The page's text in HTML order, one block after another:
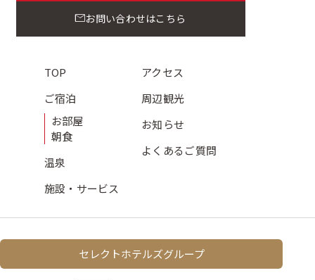
お問い合わせはこちら
TOP
ご宿泊
お部屋
朝食
温泉
施設・サービス
アクセス
周辺観光
お知らせ
よくある ご質問
セレクトホテルズグループ